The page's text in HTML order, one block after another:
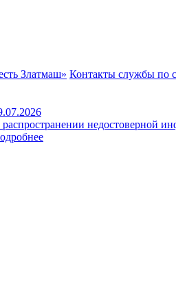
Златмаш» Контакты службы по
недостоверной